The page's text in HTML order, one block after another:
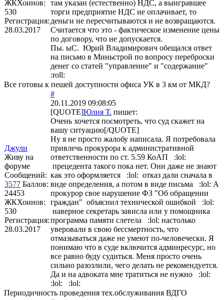
ЖКХоинов:
530
Регистрация:
28.03.2017
там указан (естественно) НДС, а выигравшее
торги предприятие НДС не оплачивает, то
деньги не пересчитываются и не возвращаются.
Считается что это - фактическое изменение цены
по договору, что не допускается.
Пы. ыС. Юрий Владимирович обещался ответ
на письмо в Миньстрой по вопросу переброски
денег со статей "управление" и "содержание"
:roll:
Все готовы к пешей доступности офиса УК в 3 км от МКД?
Джули
Живу на
форуме
Сообщений:
3577 Баллов:
24453
ЖКХоинов:
530
Регистрация:
28.03.2017
#
20.11.2019 09:08:05
[QUOTE]Юлия Т. пишет:
Очень хочется посмотреть, что суд скажет на
вашу ситуацию[/QUOTE]
Ну я не просто жалобу написала. Я потребовала
привлечь прокурора к административной
ответственности по ст. 5.59 КоАП :lol:
прецедента такого пока нет. Они даже не знают
как это оформляется :lol: отказ дали сначала в
виде определения, а потом в виде письма :lol: А
прокурор свое нарушение ФЗ "Об обращении
граждан" объяснил технической ошибкой :lol:
наверное секретарь зависла или у помощника
программа памяти слетела :lol: настолько
уверовали в свою бессмертность, что
отмазываться даже не умеют по-человечески. Я
понимаю что в суде включится админресурс, но
все равно буду судиться. Меня просто очень
сильно разозлили, чего делать не рекомендуется.
Да и на адвоката мне тратиться не нужно :lol:
:lol: :lol:
Периодичность проведения тех.обслуживания ВДГО